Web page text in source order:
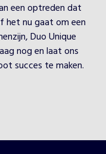
een optreden dat
het nu gaat om een
Duo Unique
nog en laat ons
succes te maken.